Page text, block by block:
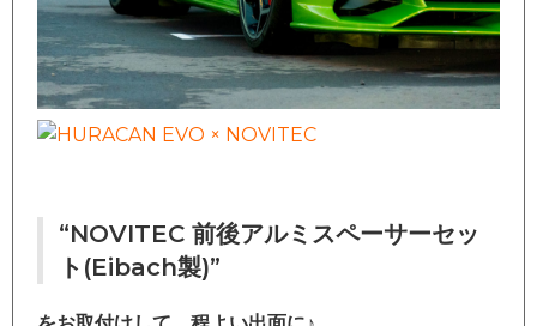
“NOVITEC 前後アルミスペーサーセッ
ト(Eibach製)”